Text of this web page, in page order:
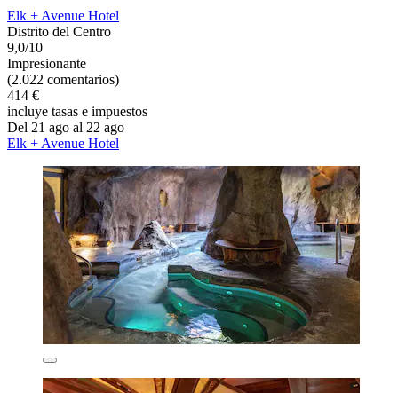
Elk + Avenue Hotel
Distrito del Centro
9,0/10
Impresionante
(2.022 comentarios)
414 €
incluye tasas e impuestos
Del 21 ago al 22 ago
Elk + Avenue Hotel